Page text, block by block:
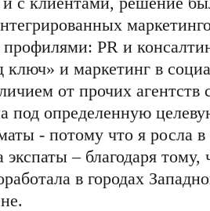
PR и
ключ» и маркетинг в
от прочих агентств
под определенную
- потому что я росла
– благодаря
в городах